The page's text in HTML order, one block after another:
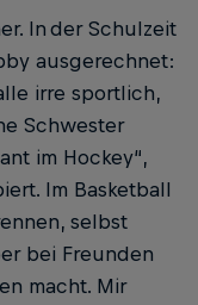
In der Schulzeit
ausgerechnet:
irre sportlich,
Schwester
im Hockey“,
Im Basketball
selbst
bei Freunden
macht. Mir